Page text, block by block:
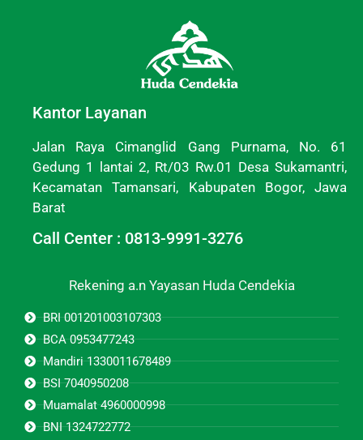
Kantor Layanan
Jalan Raya Cimanglid Gang Purnama, No. 61
Gedung 1 lantai 2, Rt/03 Rw.01 Desa Sukamantri,
Kecamatan Tamansari, Kabupaten Bogor, Jawa
Barat
Call Center : 0813-9991-3276
Rekening a.n Yayasan Huda Cendekia
BRI 001201003107303
BCA 0953477243
Mandiri 1330011678489
BSI 7040950208
Muamalat 4960000998
BNI 1324722772